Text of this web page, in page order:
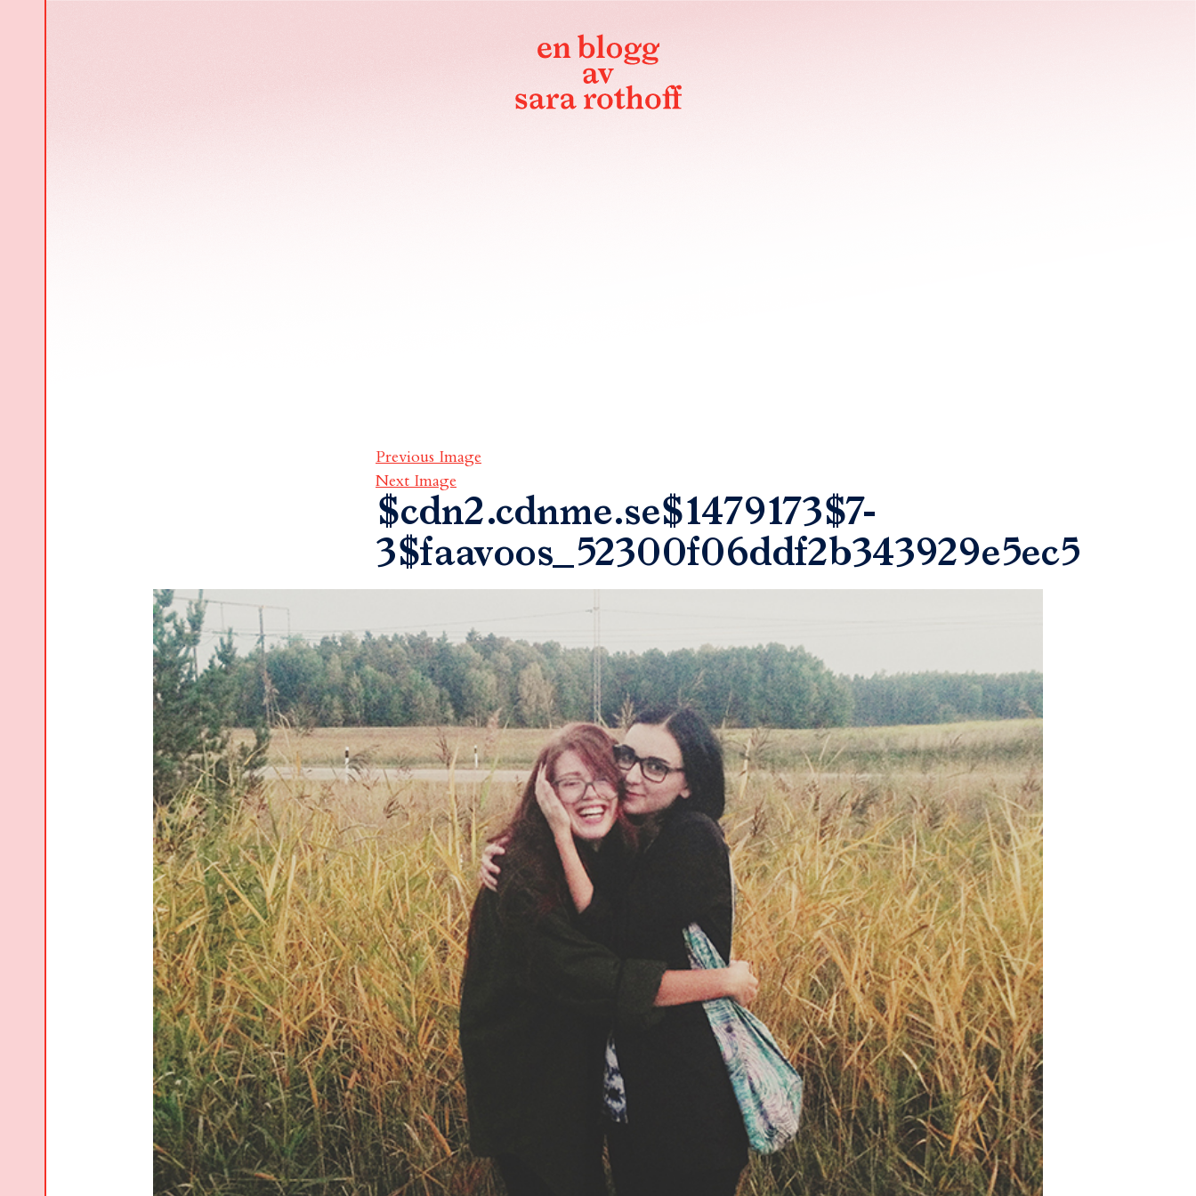
Previous Image
Next Image
$cdn2.cdnme.se$1479173$7-
3$faavoos_52300f06ddf2b343929e5ec5